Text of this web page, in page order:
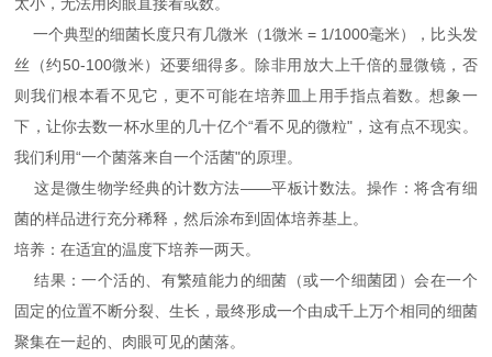
一个典型的细菌长度只有几微米（1微米 = 1/1000毫米），比头发
丝（约50-100微米）还要细得多。除非用放大上千倍的显微镜，否
则我们根本看不见它，更不可能在培养皿上用手指点着数。想象一
下，让你去数一杯水里的几十亿个“看不见的微粒"，这有点不现实。
我们利用“一个菌落来自一个活菌"的原理。
这是微生物学经典的计数方法——平板计数法。操作：将含有细
菌的样品进行充分稀释，然后涂布到固体培养基上。
培养：在适宜的温度下培养一两天。
结果：一个活的、有繁殖能力的细菌（或一个细菌团）会在一个
固定的位置不断分裂、生长，最终形成一个由成千上万个相同的细菌
聚集在一起的、肉眼可见的菌落。